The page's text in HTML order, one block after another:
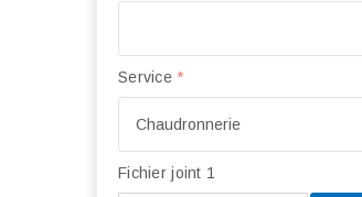
Service *
Fichier joint 1